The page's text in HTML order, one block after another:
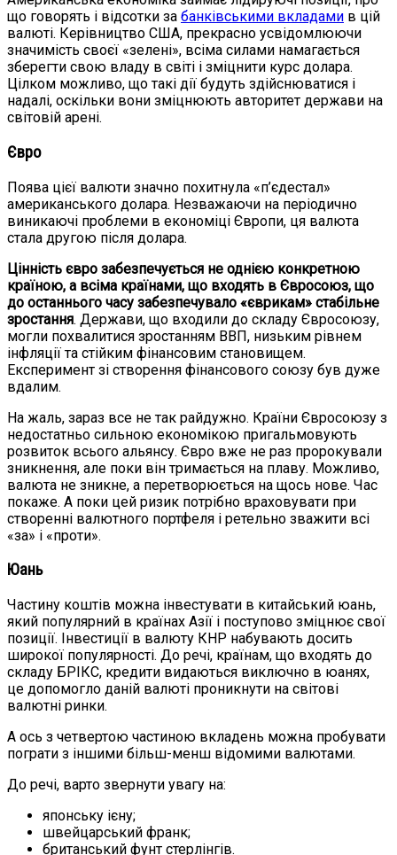
що говорять і відсотки за банківськими вкладами в цій
валюті. Керівництво США, прекрасно усвідомлюючи
значимість своєї «зелені», всіма силами намагається
зберегти свою владу в світі і зміцнити курс долара.
Цілком можливо, що такі дії будуть здійснюватися і
надалі, оскільки вони зміцнюють авторитет держави на
світовій арені.
Євро
Поява цієї валюти значно похитнула «п’єдестал»
американського долара. Незважаючи на періодично
виникаючі проблеми в економіці Європи, ця валюта
стала другою після долара.
Цінність євро забезпечується не однією конкретною
країною, а всіма країнами, що входять в Євросоюз, що
до останнього часу забезпечувало «єврикам» стабільне
зростання. Держави, що входили до складу Євросоюзу,
могли похвалитися зростанням ВВП, низьким рівнем
інфляції та стійким фінансовим становищем.
Експеримент зі створення фінансового союзу був дуже
вдалим.
На жаль, зараз все не так райдужно. Країни Євросоюзу з
недостатньо сильною економікою пригальмовують
розвиток всього альянсу. Євро вже не раз пророкували
зникнення, але поки він тримається на плаву. Можливо,
валюта не зникне, а перетворюється на щось нове. Час
покаже. А поки цей ризик потрібно враховувати при
створенні валютного портфеля і ретельно зважити всі
«за» і «проти».
Юань
Частину коштів можна інвестувати в китайський юань,
який популярний в країнах Азії і поступово зміцнює свої
позиції. Інвестиції в валюту КНР набувають досить
широкої популярності. До речі, країнам, що входять до
складу БРІКС, кредити видаються виключно в юанях,
це допомогло даній валюті проникнути на світові
валютні ринки.
А ось з четвертою частиною вкладень можна пробувати
пограти з іншими більш-менш відомими валютами.
До речі, варто звернути увагу на:
японську ієну;
швейцарський франк;
британський фунт стерлінгів.